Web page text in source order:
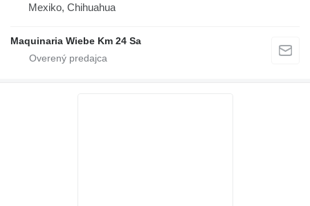
Mexiko, Chihuahua
Maquinaria Wiebe Km 24 Sa